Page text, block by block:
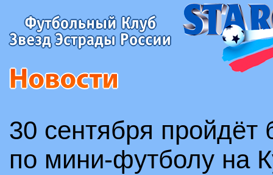
30 сентября пройдёт
по мини-футболу на